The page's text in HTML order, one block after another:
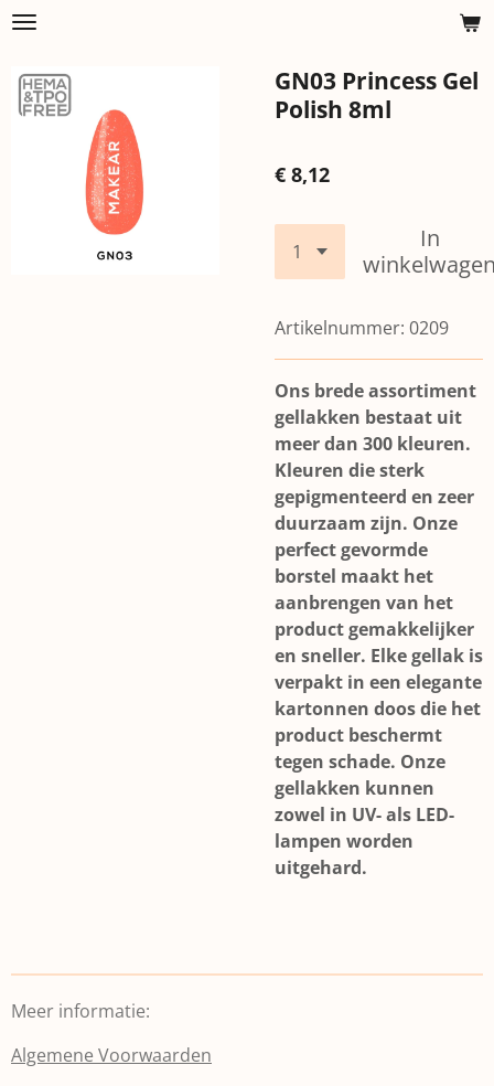
Ga
naar
de
hoofdinhoud
GN03 Princess Gel
Polish 8ml
€ 8,12
In
Artikelnummer: 0209
Ons brede assortiment
gellakken bestaat uit
meer dan 300 kleuren.
Kleuren die sterk
gepigmenteerd en zeer
duurzaam zijn. Onze
perfect gevormde
borstel maakt het
aanbrengen van het
product gemakkelijker
en sneller. Elke gellak is
verpakt in een elegante
kartonnen doos die het
product beschermt
tegen schade. Onze
gellakken kunnen
zowel in UV- als LED-
lampen worden
uitgehard.
Meer informatie:
Algemene Voorwaarden